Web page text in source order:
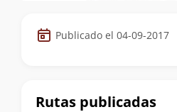
Datos
de
cumbre
Publicado el 04-09-2017
Rutas publicadas